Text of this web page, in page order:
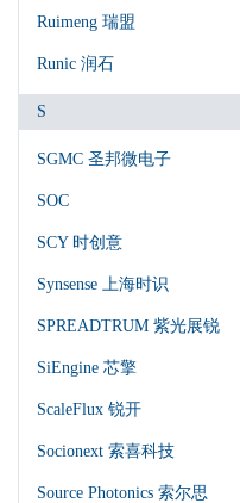
Ruimeng 瑞盟
Runic 润石
S
SGMC 圣邦微电子
SOC
SCY 时创意
Synsense 上海时识
SPREADTRUM 紫光展锐
SiEngine 芯擎
ScaleFlux 锐开
Socionext 索喜科技
Source Photonics 索尔思